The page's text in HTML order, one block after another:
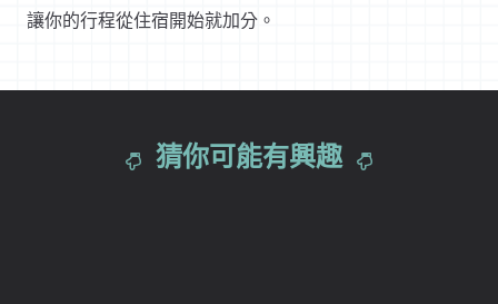
讓你的行程從住宿開始就加分。
猜你可能有興趣